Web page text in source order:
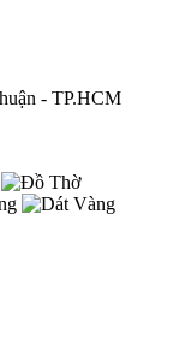
- TP.HCM​